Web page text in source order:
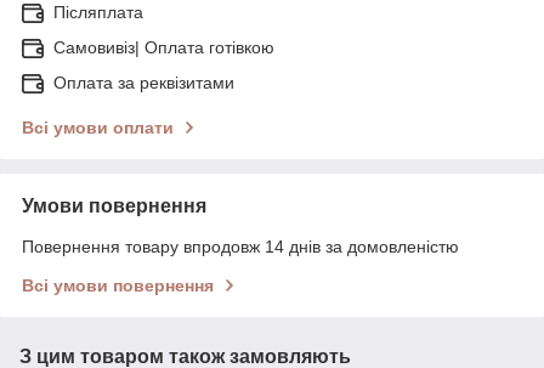
Післяплата
Самовивіз| Оплата готівкою
Оплата за реквізитами
Всі умови оплати
Умови повернення
Повернення товару впродовж 14 днів за домовленістю
Всі умови повернення
З цим товаром також замовляють